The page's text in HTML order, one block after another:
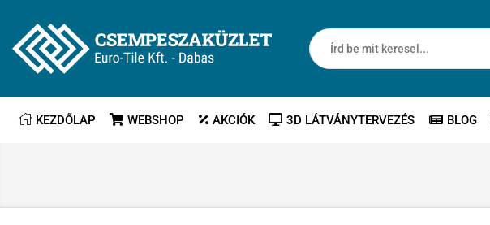
KEZDŐLAP WEBSHOP AKCIÓK 3D LÁTVÁNYTERVEZÉS BLOG